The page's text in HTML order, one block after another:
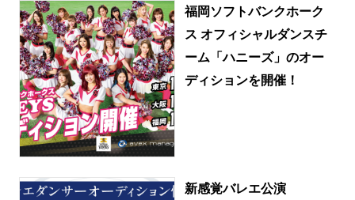
福岡ソフトバンクホーク
ス オフィシャルダンスチ
ーム「ハニーズ」のオー
ディションを開催！
新感覚バレエ公演